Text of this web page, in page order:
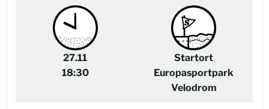
27.11
18:30
Startort
Europasportpark
Velodrom